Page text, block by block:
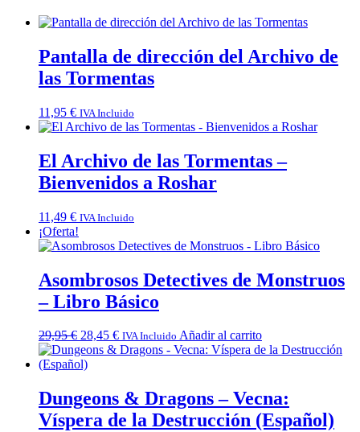
Pantalla de dirección del Archivo de
las Tormentas
11,95 € IVA Incluido
El Archivo de las Tormentas –
Bienvenidos a Roshar
11,49 € IVA Incluido
¡Oferta!
Asombrosos Detectives de Monstruos
– Libro Básico
29,95€ El
precio
original
29,95 €.
28,45 €El
precio
28,45 €.
IVA Incluido Añadir al carrito
Dungeons & Dragons – Vecna:
Víspera de la Destrucción (Español)